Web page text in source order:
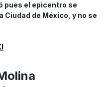
pues el epicentro se
Ciudad de México, y no se